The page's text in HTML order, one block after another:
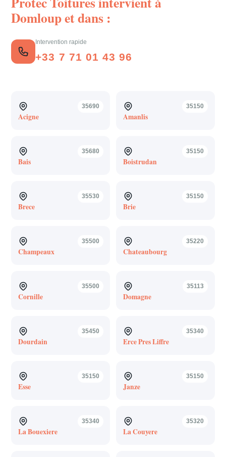
Domloupet dans :
Intervention rapide
+33 7 71 01 43 96
35690
Acigne
35150
Amanlis
35680
Bais
35150
Boistrudan
35530
Brece
35150
Brie
35500
Champeaux
35220
Chateaubourg
35500
Cornille
35113
Domagne
35450
Dourdain
35340
Erce Pres Liffre
35150
Esse
35150
Janze
35340
La Bouexiere
35320
La Couyere